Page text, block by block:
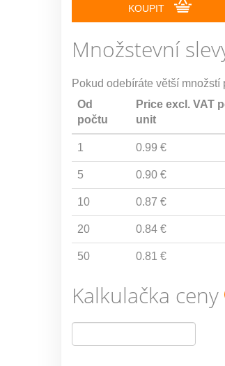
KOUPIT
Množstevní
Pokud odebíráte větší množstí
Od
počtu
Price excl. VAT
unit
1 0.99 €
5 0.90 €
10 0.87 €
20 0.84 €
50 0.81 €
Kalkulačka ceny